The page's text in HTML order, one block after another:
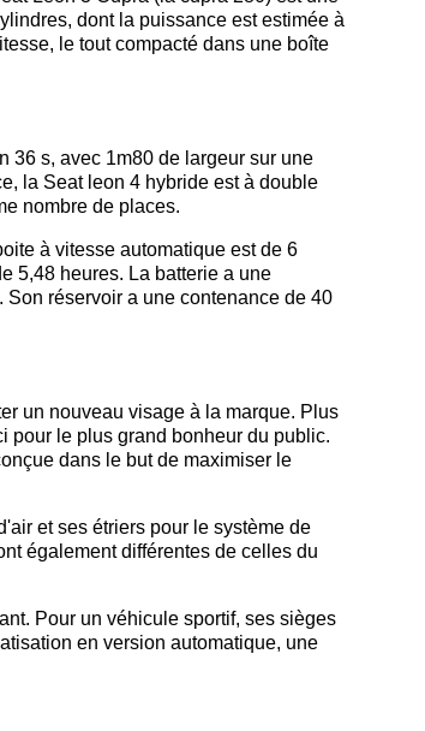
dont la puissance est estimée à
le tout compacté dans une boîte
36 s, avec 1m80 de largeur sur une
la Seat leon 4 hybride est à double
nombre de places.
à vitesse automatique est de 6
5,48 heures. La batterie a une
réservoir a une contenance de 40
un nouveau visage à la marque. Plus
pour le plus grand bonheur du public.
dans le but de maximiser le
et ses étriers pour le système de
également différentes de celles du
Pour un véhicule sportif, ses sièges
en version automatique, une